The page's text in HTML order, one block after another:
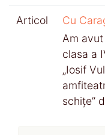
Articol
Cu
Am
clasa a
„Iosif
schițe”